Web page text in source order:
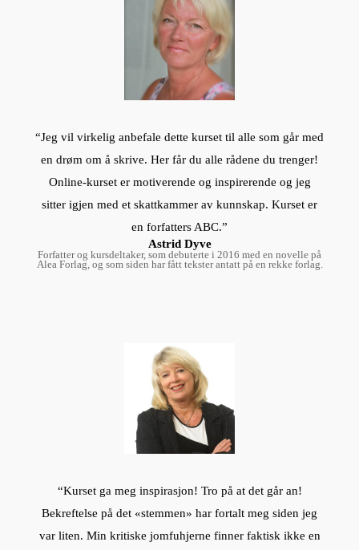
“Jeg vil virkelig anbefale dette kurset til alle som går med
en drøm om å skrive. Her får du alle rådene du trenger!
Online-kurset er motiverende og inspirerende og jeg
sitter igjen med et skattkammer av kunnskap. Kurset er
en forfatters ABC.”
Astrid Dyve
Forfatter og kursdeltaker, som debuterte i 2016 med en novelle på
Alea Forlag, og som siden har fått tekster antatt på en rekke forlag.
“Kurset ga meg inspirasjon! Tro på at det går an!
Bekreftelse på det «stemmen» har fortalt meg siden jeg
var liten. Min kritiske jomfuhjerne finner faktisk ikke en